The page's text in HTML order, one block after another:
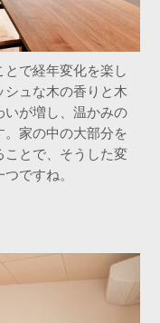
で経年変化を楽し
ュな木の香りと木
いが増し、温かみの
。家の中の大部分を
ことで、そうした変
ですね。